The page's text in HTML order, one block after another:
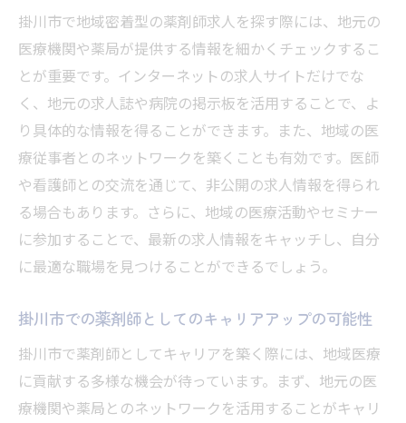
給与交渉の際のポイント
転職活動を成功させるための準備
職場見学の活用方法
求人情報サイトの効果的な使い方
静岡県掛川市で薬剤師として成功するための秘
訣
キャリアプランの立て方
常に学び続ける姿勢の重要性
人間関係を円滑にするコミュニケーション
医療の最前線で活躍するためのスキル
プロフェッショナルな薬剤師としての心構
え
地域医療におけるリーダーシップの発揮
掛川市で地域密着型の薬剤師求人を探す際には、地元の
医療機関や薬局が提供する情報を細かくチェックするこ
とが重要です。インターネットの求人サイトだけでな
く、地元の求人誌や病院の掲示板を活用することで、よ
り具体的な情報を得ることができます。また、地域の医
療従事者とのネットワークを築くことも有効です。医師
や看護師との交流を通じて、非公開の求人情報を得られ
る場合もあります。さらに、地域の医療活動やセミナー
に参加することで、最新の求人情報をキャッチし、自分
に最適な職場を見つけることができるでしょう。
掛川市での薬剤師としてのキャリアアップの可能性
掛川市で薬剤師としてキャリアを築く際には、地域医療
に貢献する多様な機会が待っています。まず、地元の医
療機関や薬局とのネットワークを活用することがキャリ